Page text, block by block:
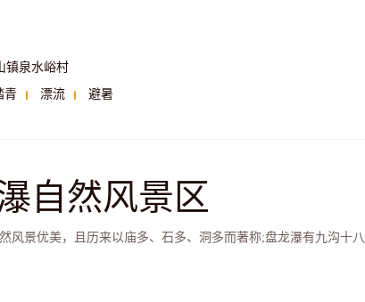
镇泉水峪村
青 漂流 避暑
自然风景区
风景优美，且历来以庙多、石多、洞多而著称;盘龙瀑有九沟十